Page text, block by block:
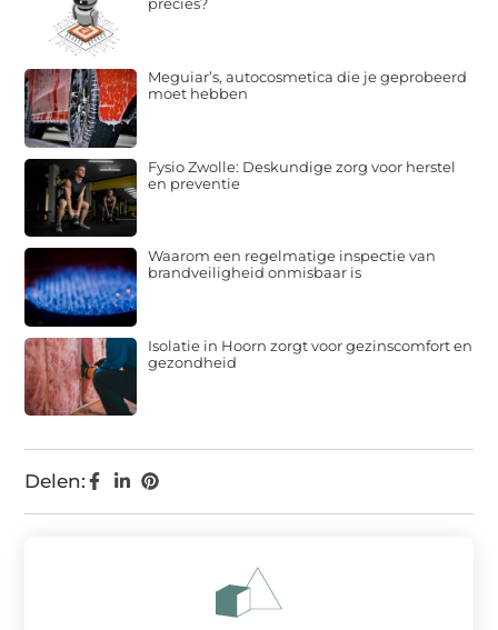
Delen:
precies?
Meguiar’s, autocosmetica die je geprobeerd
moet hebben
Fysio Zwolle: Deskundige zorg voor herstel
en preventie
Waarom een regelmatige inspectie van
brandveiligheid onmisbaar is
Isolatie in Hoorn zorgt voor gezinscomfort en
gezondheid